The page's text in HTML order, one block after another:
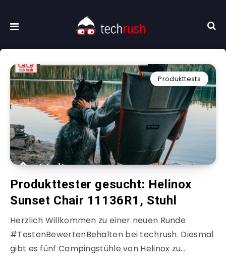
Produkttests
Produkttester gesucht: Helinox
Sunset Chair 11136R1, Stuhl
Herzlich Willkommen zu einer neuen Runde
#TestenBewertenBehalten bei techrush. Diesmal
gibt es fünf Campingstühle von Helinox zu…